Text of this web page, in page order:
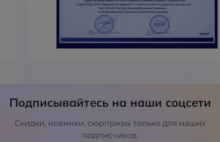
Подписывайтесь на наши соцсети
Скидки, новинки, сюрпризы только для наших
подписчиков.